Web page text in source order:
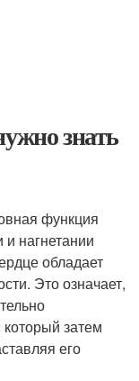
знать
функция
нагнетании
обладает
Это означает,
который затем
его